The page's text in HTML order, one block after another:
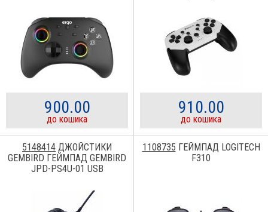
900.00
до кошика
910.00
до кошика
5148414 ДЖОЙСТИКИ
GEMBIRD ГЕЙМПАД GEMBIRD
JPD-PS4U-01 USB
1108735 ГЕЙМПАД LOGITECH
F310